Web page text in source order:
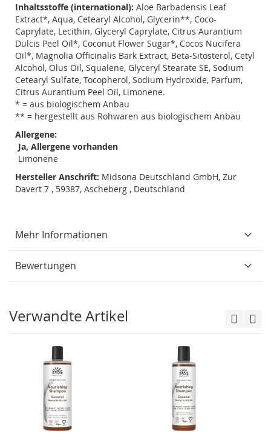
Inhaltsstoffe (international): Aloe Barbadensis Leaf
Extract*, Aqua, Cetearyl Alcohol, Glycerin**, Coco-
Caprylate, Lecithin, Glyceryl Caprylate, Citrus Aurantium
Dulcis Peel Oil*, Coconut Flower Sugar*, Cocos Nucifera
Oil*, Magnolia Officinalis Bark Extract, Beta-Sitosterol, Cetyl
Alcohol, Olus Oil, Squalene, Glyceryl Stearate SE, Sodium
Cetearyl Sulfate, Tocopherol, Sodium Hydroxide, Parfum,
Citrus Aurantium Peel Oil, Limonene.
* = aus biologischem Anbau
** = hergestellt aus Rohwaren aus biologischem Anbau
Allergene:
Ja, Allergene vorhanden
Limonene
Hersteller Anschrift: Midsona Deutschland GmbH, Zur
Davert 7 , 59387, Ascheberg , Deutschland
Mehr Informationen
Bewertungen
Verwandte Artikel